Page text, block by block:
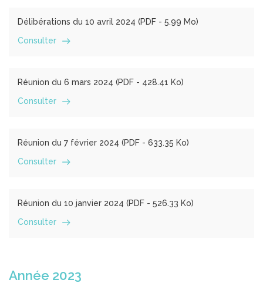
Délibérations du 10 avril 2024 (PDF - 5.99 Mo)
Consulter
Réunion du 6 mars 2024 (PDF - 428.41 Ko)
Consulter
Réunion du 7 février 2024 (PDF - 633.35 Ko)
Consulter
Réunion du 10 janvier 2024 (PDF - 526.33 Ko)
Consulter
Année 2023